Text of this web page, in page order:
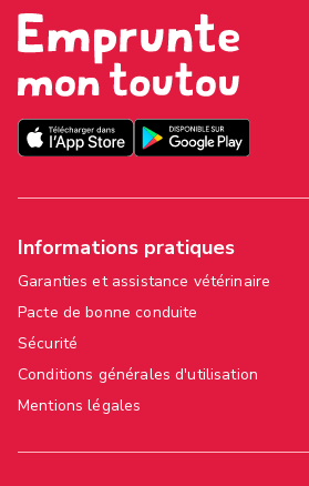
Informations pratiques
Garanties et assistance vétérinaire
Pacte de bonne conduite
Sécurité
Conditions générales d'utilisation
Mentions légales